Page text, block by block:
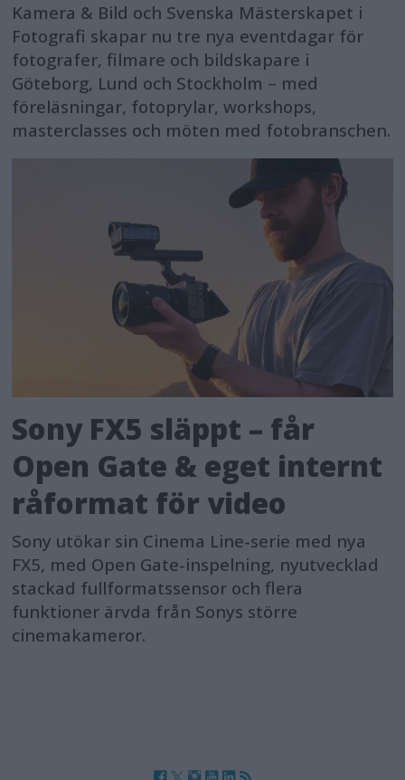
Kamera & Bild och Svenska Mästerskapet i
Fotografi skapar nu tre nya eventdagar för
fotografer, filmare och bildskapare i
Göteborg, Lund och Stockholm – med
föreläsningar, fotoprylar, workshops,
masterclasses och möten med fotobranschen.
Sony FX5 släppt – får
Open Gate & eget internt
råformat för video
Sony utökar sin Cinema Line-serie med nya
FX5, med Open Gate-inspelning, nyutvecklad
stackad fullformatssensor och flera
funktioner ärvda från Sonys större
cinemakameror.